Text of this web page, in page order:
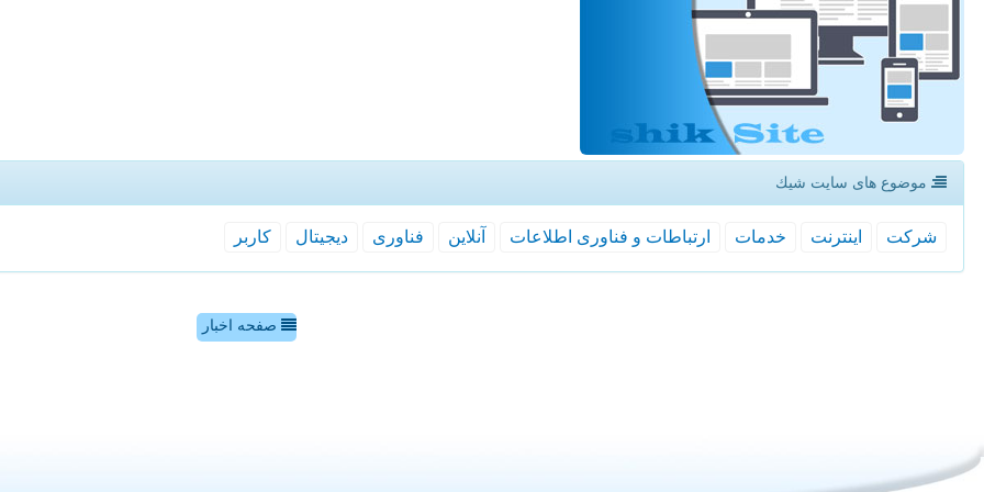
موضوع های سایت شیك
شركت اینترنت خدمات ارتباطات و فناوری اطلاعات آنلاین فناوری دیجیتال كاربر
صفحه اخبار